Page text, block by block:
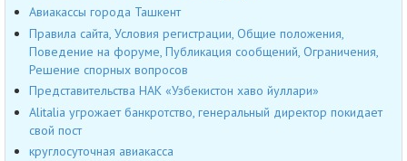
Авиакассы города Ташкент
Правила сайта, Условия регистрации, Общие положения,
Поведение на форуме, Публикация сообщений, Ограничения,
Решение спорных вопросов
Представительства НАК «Узбекистон хаво йуллари»
Alitalia угрожает банкротство, генеральный директор покидает
свой пост
круглосуточная авиакасса